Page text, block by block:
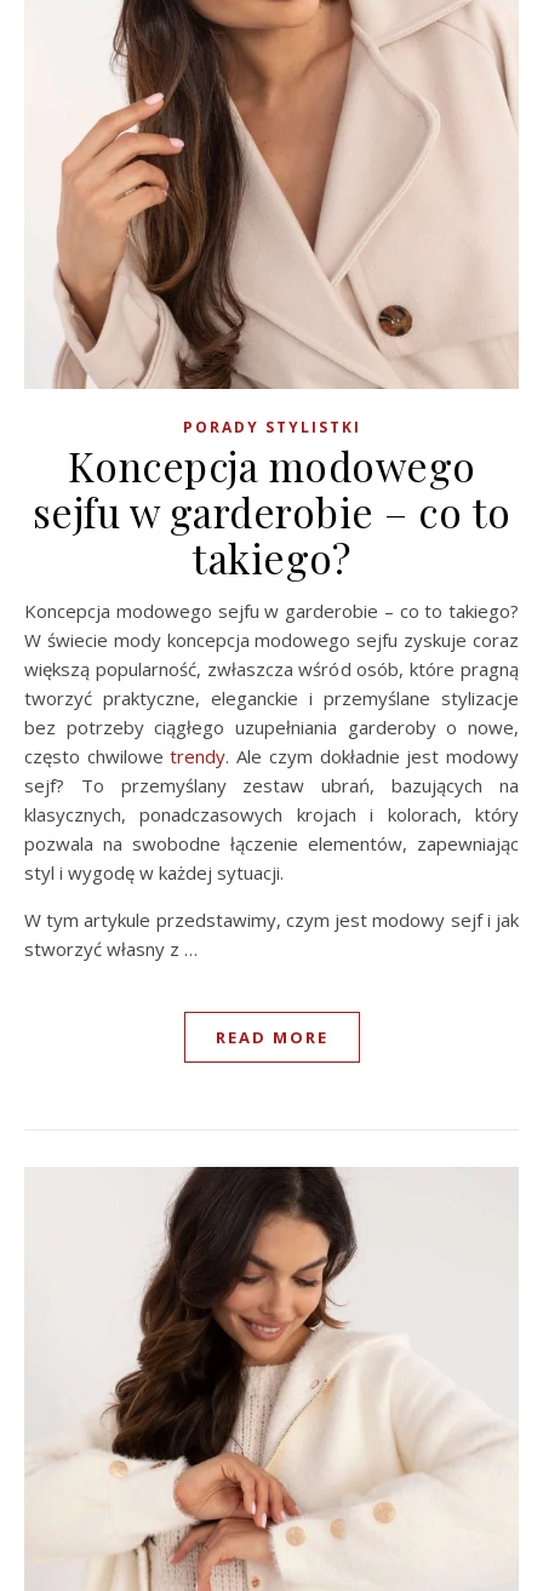
PORADY STYLISTKI
Koncepcja modowego
sejfu w garderobie – co to
takiego?
Koncepcja modowego sejfu w garderobie – co to takiego?
W świecie mody koncepcja modowego sejfu zyskuje coraz
większą popularność, zwłaszcza wśród osób, które pragną
tworzyć praktyczne, eleganckie i przemyślane stylizacje
bez potrzeby ciągłego uzupełniania garderoby o nowe,
często chwilowetrendy. Ale czym dokładnie jest modowy
sejf? To przemyślany zestaw ubrań, bazujących na
klasycznych, ponadczasowych krojach i kolorach, który
pozwala na swobodne łączenie elementów, zapewniając
styl i wygodę w każdej sytuacji.
W tym artykule przedstawimy, czym jest modowy sejf i jak
stworzyć własny z …
READ MORE